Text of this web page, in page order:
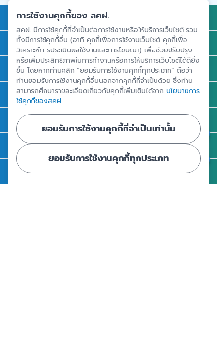
การคุ้มครองเงินฝาก
ถาม - ตอบ
ความรู้
ข่าวและสื่อประชาสัมพันธ์
รู้จัก สคฝ.
ติดต่อ สคฝ.
สถาบันคุ้มครองเงินฝาก
การใช้งานคุกกี้ของ สคฝ.
สคฝ. มีการใช้คุกกี้ที่จำเป็นต่อการใช้งานหรือให้บริการเว็บไซต์ รวม
ทั้งมีการใช้คุกกี้อื่น (อาทิ คุกกี้เพื่อการใช้งานเว็บไซต์ คุกกี้เพื่อ
วิเคราะห์การประเมินผลใช้งานและการโฆษณา) เพื่อช่วยปรับปรุง
หรือเพิ่มประสิทธิภาพในการทำงานหรือการให้บริการเว็บไซต์ได้ดียิ่ง
ขึ้น โดยหากท่านคลิก “ยอมรับการใช้งานคุกกี้ทุกประเภท” ถือว่า
ท่านยอมรับการใช้งานคุกกี้อื่นนอกจากคุกกี้ที่จำเป็นด้วย ซึ่งท่าน
สามารถศึกษารายละเอียดเกี่ยวกับคุกกี้เพิ่มเติมได้จาก นโยบายการ
ใช้คุกกี้ของสคฝ.
ยอมรับการใช้งานคุกกี้ที่จำเป็นเท่านั้น
ยอมรับการใช้งานคุกกี้ทุกประเภท